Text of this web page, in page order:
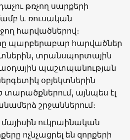
թռչող սարքերի
և ռուսական
հարվածներով։
պարբերաբար հարվածներ
տրանսպորտային
պաշտպանության
օբյեկտներին
այնպես էլ
շրջաններում։
մայիսին ուկրաինական
ոչնչացրել են զորքերի